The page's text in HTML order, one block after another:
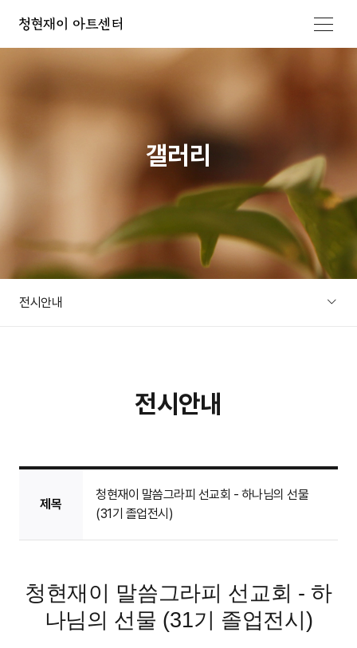
메뉴 열기
갤러리
전시안내
전시안내
제목
청현재이 말씀그라피 선교회 - 하나님의 선물
(31기 졸업전시)
청현재이 말씀그라피 선교회 - 하
나님의 선물 (31기 졸업전시)